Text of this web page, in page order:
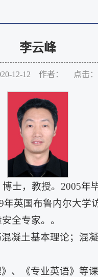
李云峰
12-12 作者： 点击
士，教授。2005年
英国布鲁内尔大
全专家。。
凝土基本理论；混
、《专业英语》等